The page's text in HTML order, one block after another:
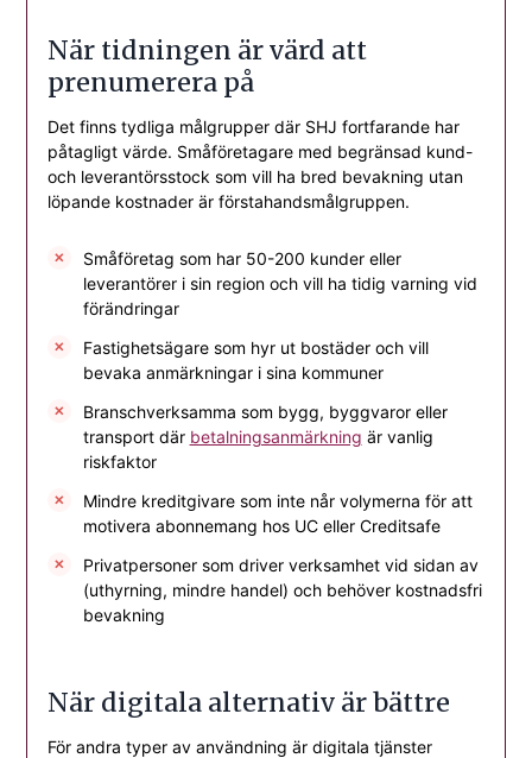
När tidningen är värd att
prenumerera på
Det finns tydliga målgrupper där SHJ fortfarande har
påtagligt värde. Småföretagare med begränsad kund-
och leverantörsstock som vill ha bred bevakning utan
löpande kostnader är förstahandsmålgruppen.
Småföretag som har 50-200 kunder eller
leverantörer i sin region och vill ha tidig varning vid
förändringar
Fastighetsägare som hyr ut bostäder och vill
bevaka anmärkningar i sina kommuner
Branschverksamma som bygg, byggvaror eller
transport där betalningsanmärkning är vanlig
riskfaktor
Mindre kreditgivare som inte når volymerna för att
motivera abonnemang hos UC eller Creditsafe
Privatpersoner som driver verksamhet vid sidan av
(uthyrning, mindre handel) och behöver kostnadsfri
bevakning
När digitala alternativ är bättre
För andra typer av användning är digitala tjänster